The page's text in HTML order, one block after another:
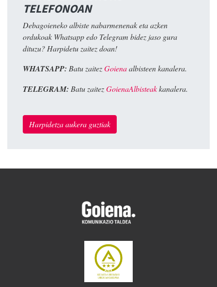
TELEFONOAN
Debagoieneko albiste nabarmenenak eta azken
ordukoak Whatsapp edo Telegram bidez jaso gura
dituzu? Harpidetu zaitez doan!
WHATSAPP: Batu zaitezGoienaalbisteen kanalera.
TELEGRAM: Batu zaitezGoienaAlbisteakkanalera.
Harpidetza aukera guztiak